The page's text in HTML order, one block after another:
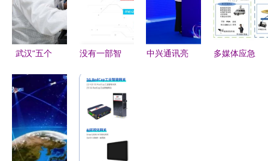
推广的“5G
智慧工
厂”样板工
破与应用前
景
纪元
通信突破
武汉“五个
开局冲刺
5G车间满
负荷运转，
科研团队攻
没有一部智
过高通的通
信技术研发
中兴通讯亮
多媒体应急